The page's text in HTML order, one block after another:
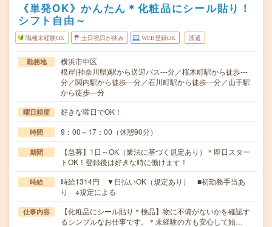
《単発OK》かんたん＊化粧品にシール貼り！
シフト自由～
職種未経験OK 土日祝日が休み WEB登録OK 派遣
勤務地
横浜市中区
根岸(神奈川県)駅から送迎バス---分／桜木町駅から徒歩---
分／関内駅から徒歩---分／石川町駅から徒歩---分／山手駅
から徒歩---分
曜日頻度 好きな曜日でOK！
時間 9：00～17：00（休憩90分）
期間
【急募】1日～OK（業法に基づく規定あり）＊即日スター
トOK！登録後は好きな時に働けます！
時給
時給1314円 ▼日払いOK（規定あり） ■初勤務手当あ
り ※規定による
仕事内容
【化粧品にシール貼り＊検品】物に不備がないかを確認す
るシンプルなお仕事です。＊未経験の方も安心して始…